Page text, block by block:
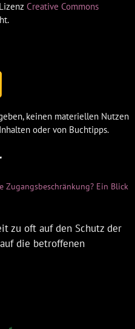
Creative Commons
keinen materiellen Nutzen
oder von Buchtipps.
Zugangsbeschränkung? Ein Blick
zu oft auf den Schutz der
die betroffenen